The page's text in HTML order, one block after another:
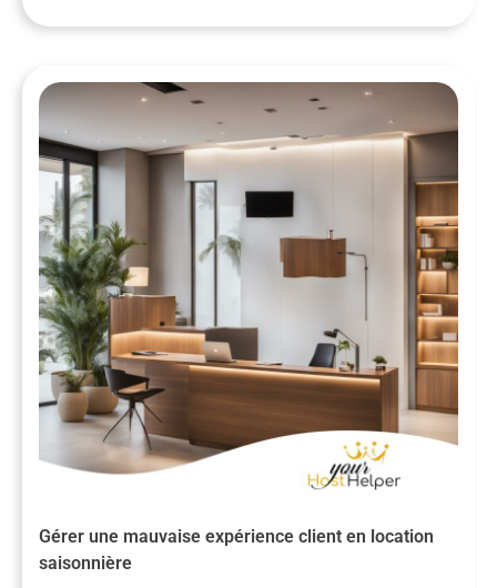
Gérer une mauvaise expérience client en location
saisonnière